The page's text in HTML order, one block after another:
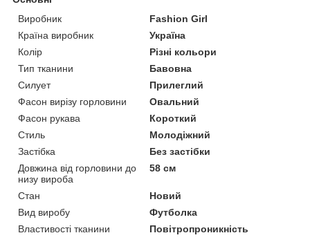
Виробник
Fashion Girl
Країна виробник
Україна
Колір
Різні кольори
Тип тканини
Бавовна
Силует
Прилеглий
Фасон вирізу горловини
Овальний
Фасон рукава
Короткий
Стиль
Молодіжний
Застібка
Без застібки
Довжина від горловини до
низу вироба
58 см
Стан
Новий
Вид виробу
Футболка
Властивості тканини
Повітропроникність